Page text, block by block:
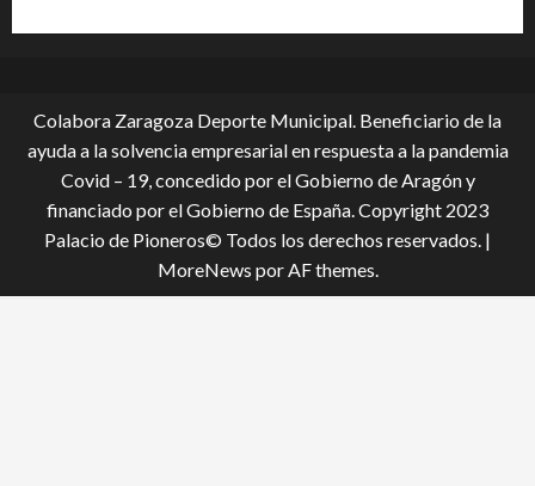
Colabora Zaragoza Deporte Municipal. Beneficiario de la
ayuda a la solvencia empresarial en respuesta a la pandemia
Covid – 19, conce­dido por el Gobierno de Aragón y
financiado por el Gobierno de España. Copyright 2023
Palacio de Pioneros© Todos los derechos reservados. |
MoreNews por AF themes.